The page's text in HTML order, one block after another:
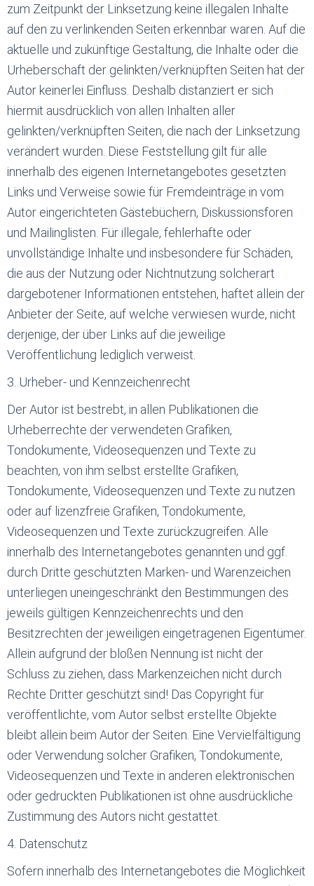
zum Zeitpunkt der Linksetzung keine illegalen Inhalte
auf den zu verlinkenden Seiten erkennbar waren. Auf die
aktuelle und zukünftige Gestaltung, die Inhalte oder die
Urheberschaft der gelinkten/verknüpften Seiten hat der
Autor keinerlei Einfluss. Deshalb distanziert er sich
hiermit ausdrücklich von allen Inhalten aller
gelinkten/verknüpften Seiten, die nach der Linksetzung
verändert wurden. Diese Feststellung gilt für alle
innerhalb des eigenen Internetangebotes gesetzten
Links und Verweise sowie für Fremdeinträge in vom
Autor eingerichteten Gästebüchern, Diskussionsforen
und Mailinglisten. Für illegale, fehlerhafte oder
unvollständige Inhalte und insbesondere für Schäden,
die aus der Nutzung oder Nichtnutzung solcherart
dargebotener Informationen entstehen, haftet allein der
Anbieter der Seite, auf welche verwiesen wurde, nicht
derjenige, der über Links auf die jeweilige
Veröffentlichung lediglich verweist.
3. Urheber- und Kennzeichenrecht
Der Autor ist bestrebt, in allen Publikationen die
Urheberrechte der verwendeten Grafiken,
Tondokumente, Videosequenzen und Texte zu
beachten, von ihm selbst erstellte Grafiken,
Tondokumente, Videosequenzen und Texte zu nutzen
oder auf lizenzfreie Grafiken, Tondokumente,
Videosequenzen und Texte zurückzugreifen. Alle
innerhalb des Internetangebotes genannten und ggf.
durch Dritte geschützten Marken- und Warenzeichen
unterliegen uneingeschränkt den Bestimmungen des
jeweils gültigen Kennzeichenrechts und den
Besitzrechten der jeweiligen eingetragenen Eigentümer.
Allein aufgrund der bloßen Nennung ist nicht der
Schluss zu ziehen, dass Markenzeichen nicht durch
Rechte Dritter geschützt sind! Das Copyright für
veröffentlichte, vom Autor selbst erstellte Objekte
bleibt allein beim Autor der Seiten. Eine Vervielfältigung
oder Verwendung solcher Grafiken, Tondokumente,
Videosequenzen und Texte in anderen elektronischen
oder gedruckten Publikationen ist ohne ausdrückliche
Zustimmung des Autors nicht gestattet.
4. Datenschutz
Sofern innerhalb des Internetangebotes die Möglichkeit